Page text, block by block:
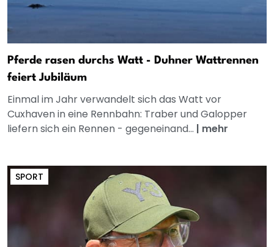
Pferde rasen durchs Watt - Duhner Wattrennen
feiert Jubiläum
Einmal im Jahr verwandelt sich das Watt vor
Cuxhaven in eine Rennbahn: Traber und Galopper
liefern sich ein Rennen - gegeneinand... | mehr
SPORT